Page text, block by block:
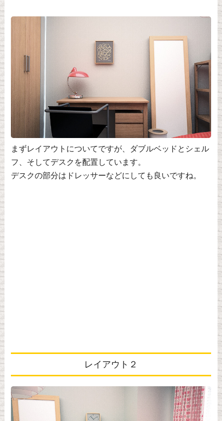
まずレイアウトについてですが、ダブルベッドとシェル
フ、そしてデスクを配置しています。
デスクの部分はドレッサーなどにしても良いですね。
レイアウト２